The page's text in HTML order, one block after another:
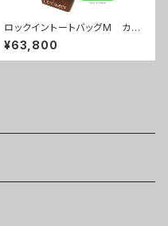
ロックイントートバッグM カラ
ー/ミストラルボルドー ■配送
まで約１か月
¥63,800